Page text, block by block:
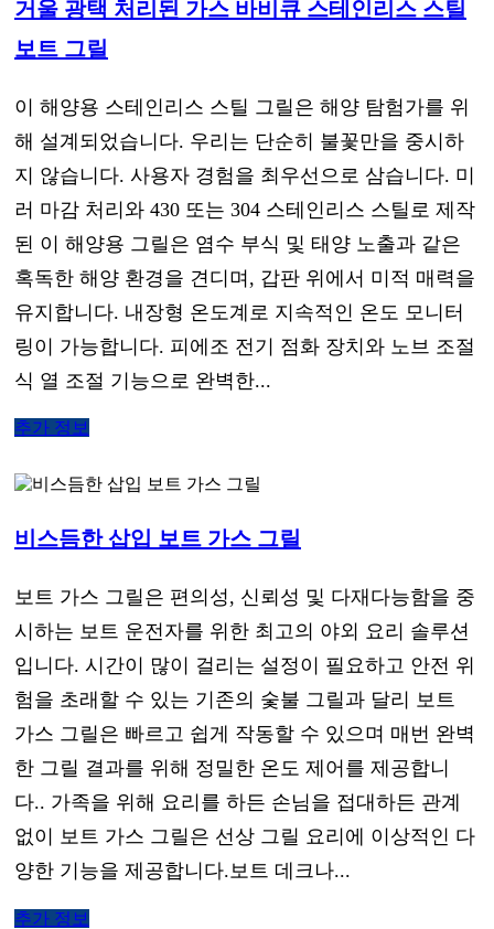
거울 광택 처리된 가스 바비큐 스테인리스 스틸
보트 그릴
이 해양용 스테인리스 스틸 그릴은 해양 탐험가를 위
해 설계되었습니다. 우리는 단순히 불꽃만을 중시하
지 않습니다. 사용자 경험을 최우선으로 삼습니다. 미
러 마감 처리와 430 또는 304 스테인리스 스틸로 제작
된 이 해양용 그릴은 염수 부식 및 태양 노출과 같은
혹독한 해양 환경을 견디며, 갑판 위에서 미적 매력을
유지합니다. 내장형 온도계로 지속적인 온도 모니터
링이 가능합니다. 피에조 전기 점화 장치와 노브 조절
식 열 조절 기능으로 완벽한...
추가 정보
비스듬한 삽입 보트 가스 그릴
보트 가스 그릴은 편의성, 신뢰성 및 다재다능함을 중
시하는 보트 운전자를 위한 최고의 야외 요리 솔루션
입니다. 시간이 많이 걸리는 설정이 필요하고 안전 위
험을 초래할 수 있는 기존의 숯불 그릴과 달리 보트
가스 그릴은 빠르고 쉽게 작동할 수 있으며 매번 완벽
한 그릴 결과를 위해 정밀한 온도 제어를 제공합니
다.. 가족을 위해 요리를 하든 손님을 접대하든 관계
없이 보트 가스 그릴은 선상 그릴 요리에 이상적인 다
양한 기능을 제공합니다.보트 데크나...
추가 정보